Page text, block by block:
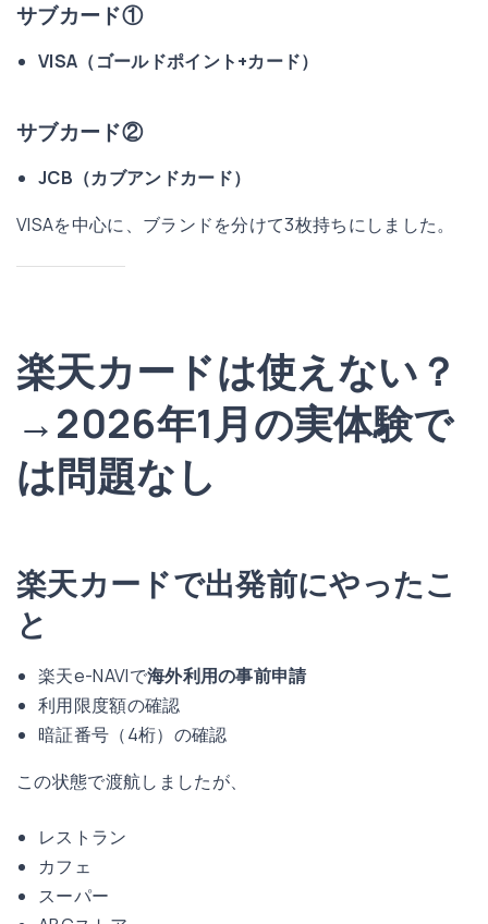
サブカード①
VISA（ゴールドポイント+カード）
サブカード②
JCB（カブアンドカード）
VISAを中心に、ブランドを分けて3枚持ちにしました。
楽天カードは使えない？
→2026年1月の実体験で
は問題なし
楽天カードで出発前にやったこ
と
楽天e-NAVIで海外利用の事前申請
利用限度額の確認
暗証番号（4桁）の確認
この状態で渡航しましたが、
レストラン
カフェ
スーパー